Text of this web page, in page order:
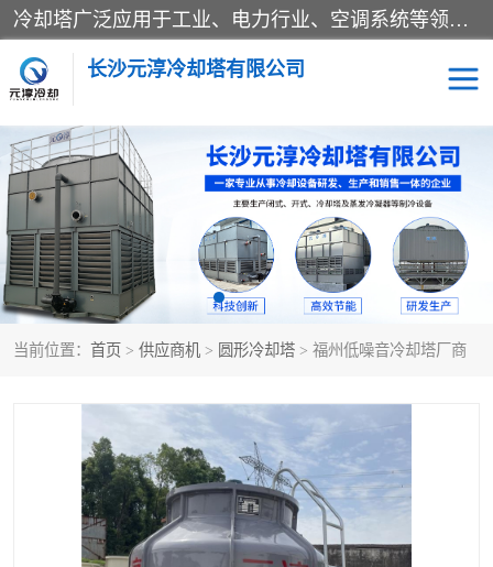
冷却塔广泛应用于工业、电力行业、空调系统等领域。在电力行业中，用于冷却发电机组的循环水；在工业生产中，如化工、冶金等行业，可降低生产过程中产生的热量；在空调系统中，为空调设备提供冷却水源
长沙元淳冷却塔有限公司
当前位置： 首页 > 供应商机 > 圆形冷却塔 > 福州低噪音冷却塔厂商
方形开式冷却塔 圆形冷却塔
闭式冷却塔 水箱
电控箱 水泵
板式换热器